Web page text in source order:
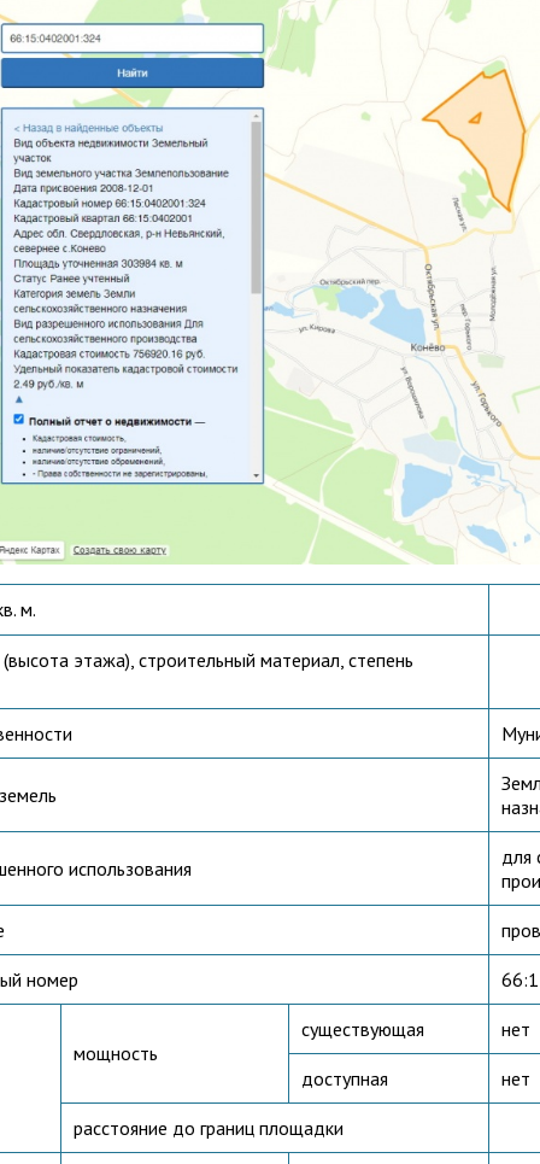
м.
этажа), строительный материал, степень
использования
для
номер
мощность
существующая нет
доступная нет
расстояние до границ площадки